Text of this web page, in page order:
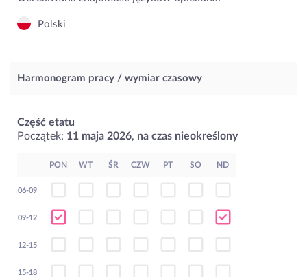
Polski
Harmonogram pracy / wymiar czasowy
Część etatu
Początek: 11 maja 2026, na czas nieokreślony
PON WT ŚR CZW PT SO ND
06-09
09-12
12-15
15-18